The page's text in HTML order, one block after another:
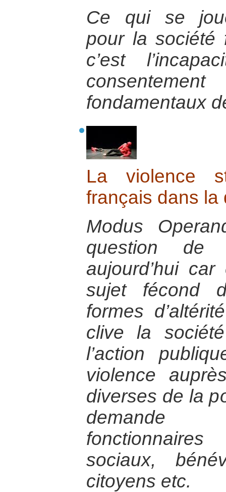
Ce qui se
pour la société
c’est
fondamentaux
La violence
français dans la
Modus
question de
aujourd’hui
sujet fécond
formes
clive la
l’action
violence
diverses de la
demande
sociaux,
citoyens etc.